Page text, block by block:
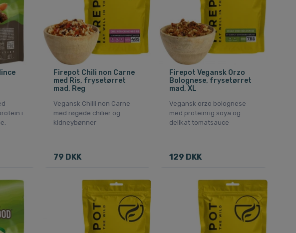
i
Firepot Chili non Carne
med Ris, frysetørret
mad, Reg
Vegansk Chilli non Carne
med røgede chilier og
kidneybønner
79 DKK
Firepot Vegansk Orzo
Bolognese, frysetørret
mad, XL
Vegansk orzo bolognese
med proteinrig soya og
delikat tomatsauce
129 DKK